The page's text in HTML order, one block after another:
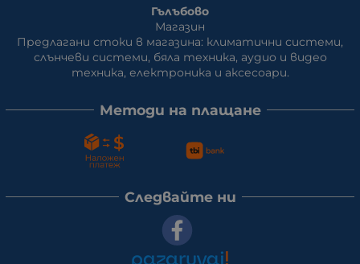
Гълъбово
Магазин
Предлагани стоки в магазина: климатични системи,
слънчеви системи, бяла техника, аудио и видео
техника, електроника и аксесоари.
Методи на плащане
Следвайте ни